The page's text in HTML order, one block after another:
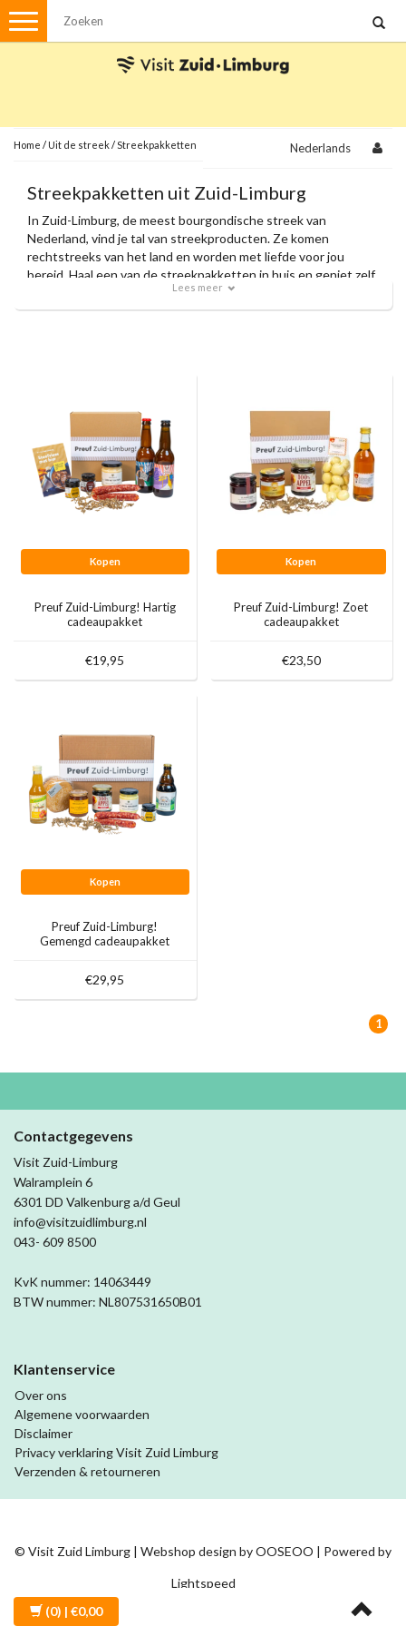
Menu
Met de auto
Visvergunningen
Brochures en kaarten
Plattegronden
Uit de streek
Home / Uit de streek/Streekpakketten Nederlands
Streekpakketten uit Zuid-Limburg
In Zuid-Limburg, de meest bourgondische streek van
Nederland, vind je tal van streekproducten. Ze komen
rechtstreeks van het land en worden met liefde voor jou
bereid. Haal een van de streekpakketten in huis en geniet zelf
van de lekkerste hartige én zoete streekproducten van Zuid-
Limburg.
Lees meer
Kopen
Preuf Zuid-Limburg! Hartig
cadeaupakket
€19,95
Kopen
Preuf Zuid-Limburg! Zoet
cadeaupakket
€23,50
Kopen
Preuf Zuid-Limburg!
Gemengd cadeaupakket
€29,95
1
Contactgegevens
Visit Zuid-Limburg
Walramplein 6
6301 DD Valkenburg a/d Geul
info@visitzuidlimburg.nl
043- 609 8500
KvK nummer: 14063449
BTW nummer: NL807531650B01
Klantenservice
Over ons
Algemene voorwaarden
Disclaimer
Privacy verklaring Visit Zuid Limburg
Verzenden & retourneren
© Visit Zuid Limburg | Webshop design byOOSEOO | Powered by
Lightspeed
(0) | €0,00